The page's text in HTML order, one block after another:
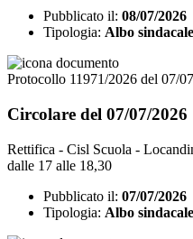
Pubblicato il: 08/07/2026
Tipologia: Albo sindacale
Protocollo 11971/2026 del 07/
Circolare del 07/07/2026
Rettifica - Cisl Scuola -
dalle 17 alle 18,30
Pubblicato il: 07/07/2026
Tipologia: Albo sindacale